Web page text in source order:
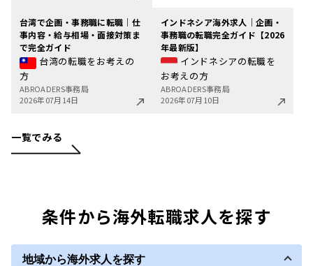
台湾で企画・事務職に転職｜仕
事内容・給与相場・面接対策ま
で完全ガイド
台湾の転職をお考えの
方
ABROADERS事務局
2026年07月14日
インドネシア海外求人｜企画・
事務職の転職完全ガイド【2026
年最新版】
インドネシアの転職を
お考えの方
ABROADERS事務局
2026年07月10日
一覧でみる
条件から海外転職求人を探す
地域から海外求人を探す